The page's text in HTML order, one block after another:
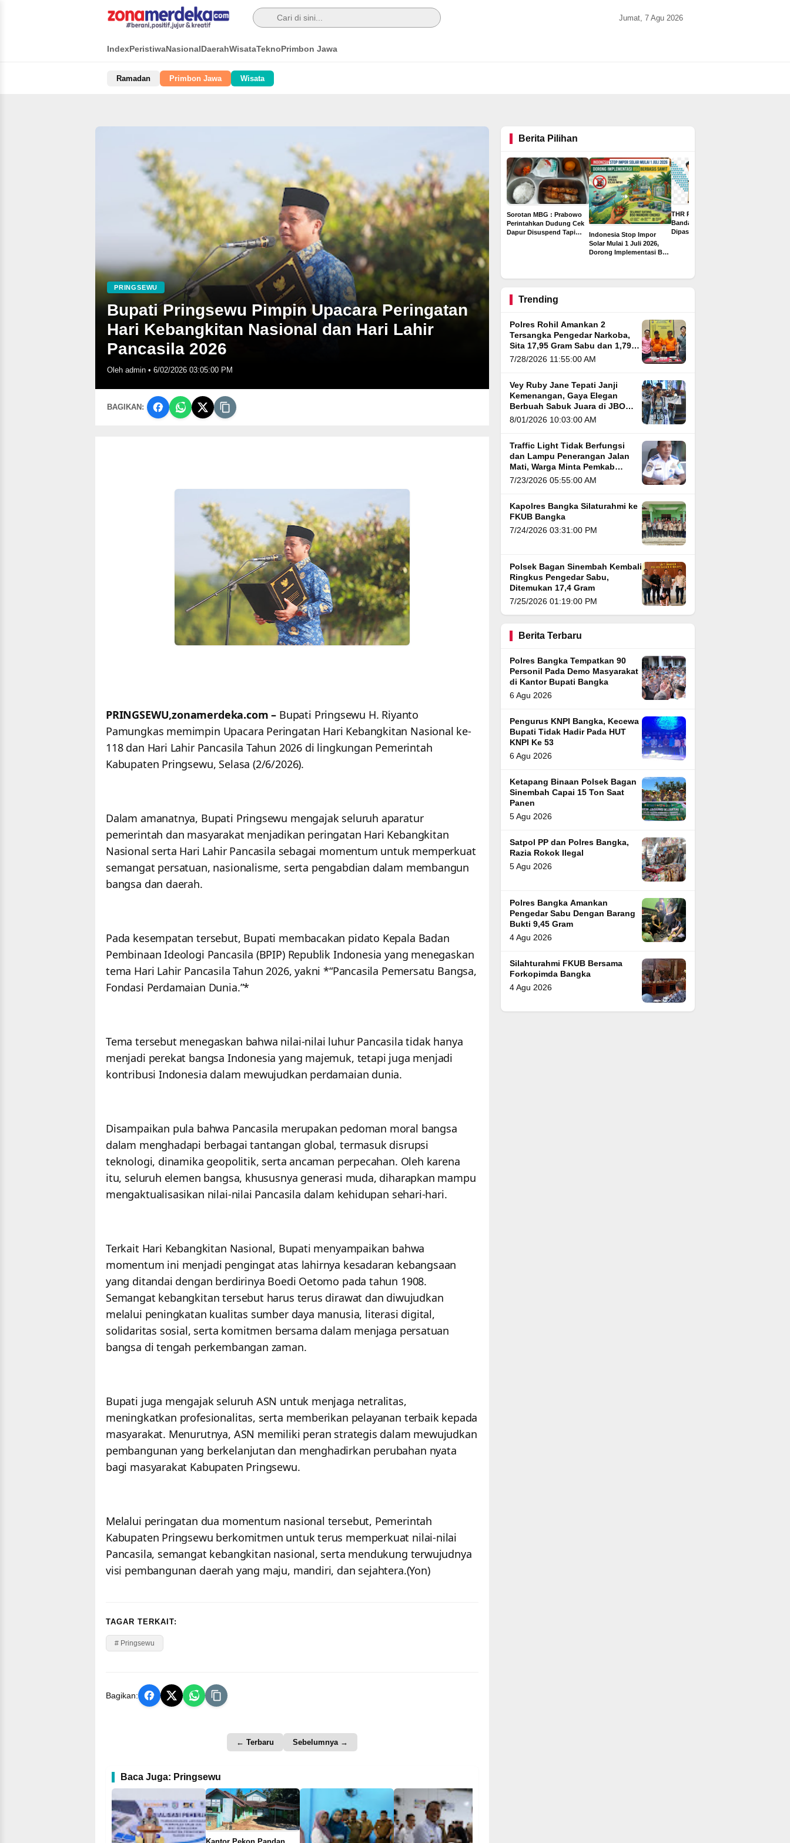
Jumat, 7 Agu 2026
IndexPeristiwaNasionalDaerahWisataTeknoPrimbon Jawa
Ramadan Primbon Jawa Wisata
PRINGSEWU
Bupati Pringsewu Pimpin Upacara Peringatan
Hari Kebangkitan Nasional dan Hari Lahir
Pancasila 2026
Oleh admin • 6/02/2026 03:05:00 PM
BAGIKAN:
PRINGSEWU,zonamerdeka.com – Bupati Pringsewu H. Riyanto
Pamungkas memimpin Upacara Peringatan Hari Kebangkitan Nasional ke-
118 dan Hari Lahir Pancasila Tahun 2026 di lingkungan Pemerintah
Kabupaten Pringsewu, Selasa (2/6/2026).
Dalam amanatnya, Bupati Pringsewu mengajak seluruh aparatur
pemerintah dan masyarakat menjadikan peringatan Hari Kebangkitan
Nasional serta Hari Lahir Pancasila sebagai momentum untuk memperkuat
semangat persatuan, nasionalisme, serta pengabdian dalam membangun
bangsa dan daerah.
Pada kesempatan tersebut, Bupati membacakan pidato Kepala Badan
Pembinaan Ideologi Pancasila (BPIP) Republik Indonesia yang menegaskan
tema Hari Lahir Pancasila Tahun 2026, yakni *“Pancasila Pemersatu Bangsa,
Fondasi Perdamaian Dunia.”*
Tema tersebut menegaskan bahwa nilai-nilai luhur Pancasila tidak hanya
menjadi perekat bangsa Indonesia yang majemuk, tetapi juga menjadi
kontribusi Indonesia dalam mewujudkan perdamaian dunia.
Disampaikan pula bahwa Pancasila merupakan pedoman moral bangsa
dalam menghadapi berbagai tantangan global, termasuk disrupsi
teknologi, dinamika geopolitik, serta ancaman perpecahan. Oleh karena
itu, seluruh elemen bangsa, khususnya generasi muda, diharapkan mampu
mengaktualisasikan nilai-nilai Pancasila dalam kehidupan sehari-hari.
Terkait Hari Kebangkitan Nasional, Bupati menyampaikan bahwa
momentum ini menjadi pengingat atas lahirnya kesadaran kebangsaan
yang ditandai dengan berdirinya Boedi Oetomo pada tahun 1908.
Semangat kebangkitan tersebut harus terus dirawat dan diwujudkan
melalui peningkatan kualitas sumber daya manusia, literasi digital,
solidaritas sosial, serta komitmen bersama dalam menjaga persatuan
bangsa di tengah perkembangan zaman.
Bupati juga mengajak seluruh ASN untuk menjaga netralitas,
meningkatkan profesionalitas, serta memberikan pelayanan terbaik kepada
masyarakat. Menurutnya, ASN memiliki peran strategis dalam mewujudkan
pembangunan yang berkelanjutan dan menghadirkan perubahan nyata
bagi masyarakat Kabupaten Pringsewu.
Melalui peringatan dua momentum nasional tersebut, Pemerintah
Kabupaten Pringsewu berkomitmen untuk terus memperkuat nilai-nilai
Pancasila, semangat kebangkitan nasional, serta mendukung terwujudnya
visi pembangunan daerah yang maju, mandiri, dan sejahtera.(Yon)
TAGAR TERKAIT:
# Pringsewu
Bagikan:
← Terbaru Sebelumnya →
Baca Juga: Pringsewu
Berita Pilihan
Buntut Dugaan Kredit
Rumah Bermasalah di
BTN Karawang Diselidiki,
Ratusan Debitur dan
Pejabat Bank Diperiksa
Sorotan MBG : Prabowo
Perintahkan Dudung Cek
Dapur Disuspend Tapi
Indonesia Stop Impor
Solar Mulai 1 Juli 2026,
Dorong Implementasi B50
THR PPPK Paruh Waktu
Bandar Lampung
Dipastikan Cair Rp500
Trending
Polres Rohil Amankan 2
Tersangka Pengedar Narkoba,
Sita 17,95 Gram Sabu dan 1,79
Gram Ganja
7/28/2026 11:55:00 AM
Vey Ruby Jane Tepati Janji
Kemenangan, Gaya Elegan
Berbuah Sabuk Juara di JBO
Vol. 5
8/01/2026 10:03:00 AM
Traffic Light Tidak Berfungsi
dan Lampu Penerangan Jalan
Mati, Warga Minta Pemkab
Bangka Segera Atasi
7/23/2026 05:55:00 AM
Kapolres Bangka Silaturahmi ke
FKUB Bangka
7/24/2026 03:31:00 PM
Polsek Bagan Sinembah Kembali
Ringkus Pengedar Sabu,
Ditemukan 17,4 Gram
7/25/2026 01:19:00 PM
Berita Terbaru
Polres Bangka Tempatkan 90
Personil Pada Demo Masyarakat
di Kantor Bupati Bangka
6 Agu 2026
Pengurus KNPI Bangka, Kecewa
Bupati Tidak Hadir Pada HUT
KNPI Ke 53
6 Agu 2026
Ketapang Binaan Polsek Bagan
Sinembah Capai 15 Ton Saat
Panen
5 Agu 2026
Satpol PP dan Polres Bangka,
Razia Rokok Ilegal
5 Agu 2026
Polres Bangka Amankan
Pengedar Sabu Dengan Barang
Bukti 9,45 Gram
4 Agu 2026
Silahturahmi FKUB Bersama
Forkopimda Bangka
4 Agu 2026